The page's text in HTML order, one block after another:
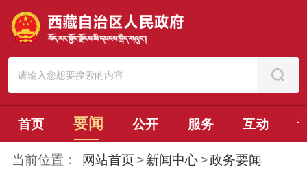
首页 要闻 公开 服务 互动
当前位置： 网站首页 > 新闻中心 >政务要闻